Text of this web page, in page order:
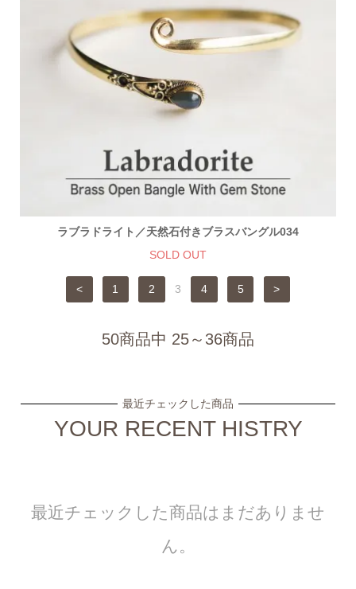
ラブラドライト／天然石付きブラスバングル034
SOLD OUT
< 1 2 3 4 5 >
50商品中 25～36商品
最近チェックした商品
YOUR RECENT HISTRY
最近チェックした商品はまだありませ
ん。